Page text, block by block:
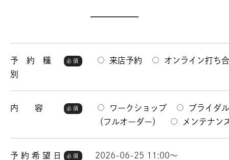
予 約 種
別
必須 来店予約 オンライン打ち
内 容 必須 ワークショップ
ブライダ
（フルオーダー）
メンテナン
予 約 希 望 日 必須 2026-06-25 11:00～